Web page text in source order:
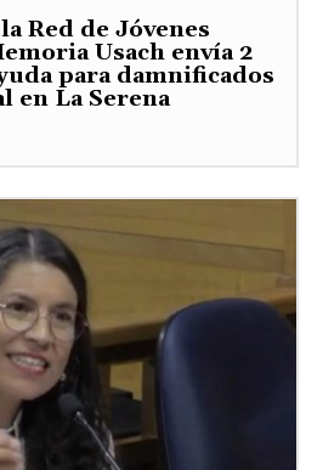
Red de Jóvenes
Usach envía 2
para damnificados
en La Serena